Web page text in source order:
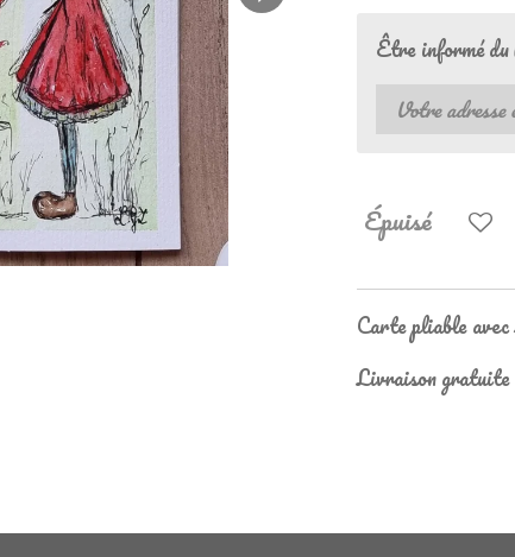
Être informé
Épuisé
Carte pliable avec
Livraison gratuite